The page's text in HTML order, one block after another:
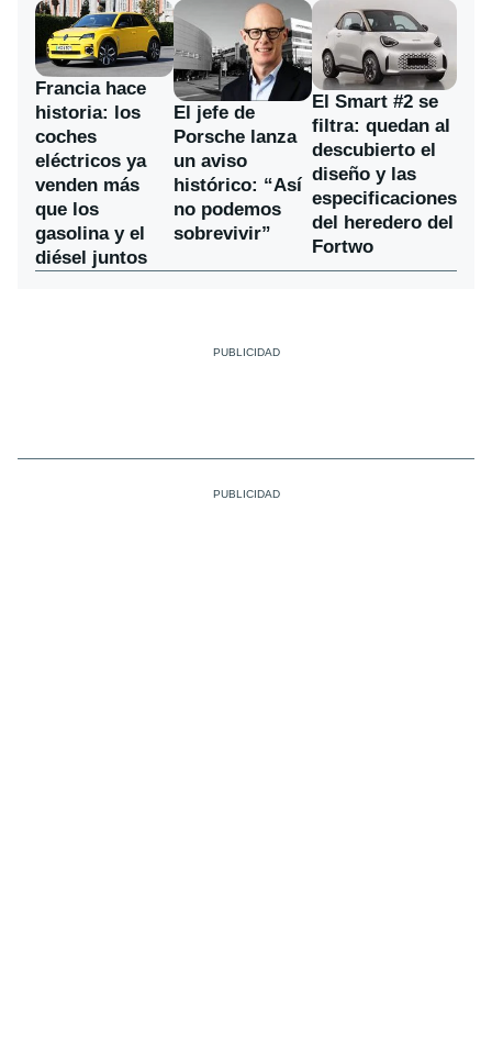
Francia hace
historia: los
coches
eléctricos ya
venden más
que los
gasolina y el
diésel juntos
El jefe de
Porsche lanza
un aviso
histórico: “Así
no podemos
sobrevivir”
El Smart #2 se
filtra: quedan al
descubierto el
diseño y las
especificaciones
del heredero del
Fortwo